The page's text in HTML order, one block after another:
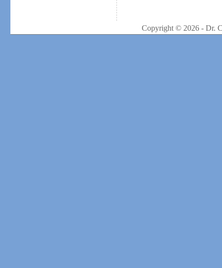
Copyright © 2026 - Dr.